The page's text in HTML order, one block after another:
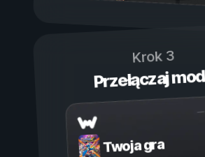
Krok 3
Przełączaj
Twoja gra